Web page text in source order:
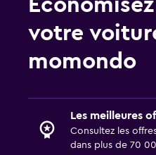
votre
momondo
Les meilleures
Consultez les
dans plus de 70